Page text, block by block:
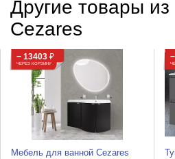
Другие товары из
Cezares
− 13403 ₽
ЧЕРЕЗ КОРЗИНУ
Мебель для ванной Cezares